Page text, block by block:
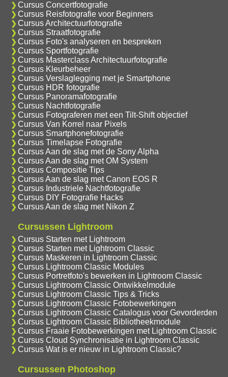
Cursus Concertfotografie
Cursus Reisfotografie voor Beginners
Cursus Architectuurfotografie
Cursus Straatfotografie
Cursus Foto's analyseren en bespreken
Cursus Sportfotografie
Cursus Masterclass Architectuurfotografie
Cursus Kleurbeheer
Cursus Verslaglegging met je Smartphone
Cursus HDR fotografie
Cursus Panoramafotografie
Cursus Nachtfotografie
Cursus Fotograferen met een Tilt-Shift objectief
Cursus Van Korrel naar Pixels
Cursus Smartphonefotografie
Cursus Timelapse Fotografie
Cursus Aan de slag met de Sony Alpha
Cursus Aan de slag met OM System
Cursus Compositie Tips
Cursus Aan de slag met Canon EOS R
Cursus Industriele Nachtfotografie
Cursus DIY Fotografie Hacks
Cursus Aan de slag met Nikon Z
Cursussen Lightroom
Cursus Starten met Lightroom
Cursus Starten met Lightroom Classic
Cursus Maskeren in Lightroom Classic
Cursus Lightroom Classic Modules
Cursus Portretfoto's bewerken in Lightroom Classic
Cursus Lightroom Classic Ontwikkelmodule
Cursus Lightroom Classic Tips & Tricks
Cursus Lightroom Classic Fotobewerkingen
Cursus Lightroom Classic Catalogus voor Gevorderden
Cursus Lightroom Classic Bibliotheekmodule
Cursus Fraaie Fotobewerkingen met Lightroom Classic
Cursus Cloud Synchronisatie in Lightroom Classic
Cursus Wat is er nieuw in Lightroom Classic?
Cursussen Photoshop